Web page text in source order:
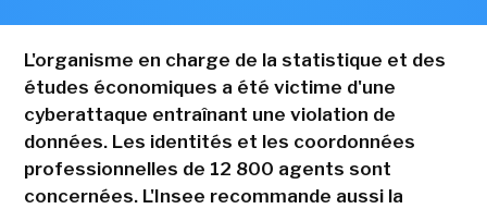
L'organisme en charge de la statistique et des
études économiques a été victime d'une
cyberattaque entraînant une violation de
données. Les identités et les coordonnées
professionnelles de 12 800 agents sont
concernées. L'Insee recommande aussi la